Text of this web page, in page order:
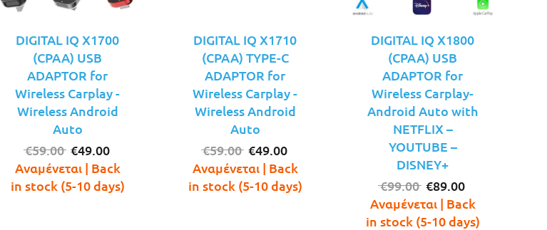
DIGITAL IQ X1700
(CPAA) USB
ADAPTOR for
Wireless Carplay -
Wireless Android
Auto
€59.00 Original
price
was:
€49.00
τρέχουσα
τιμή
Αναμένεται | Back
in stock (5-10 days)
DIGITAL IQ X1710
(CPAA) TYPE-C
ADAPTOR for
Wireless Carplay -
Wireless Android
Auto
€59.00 Original
price
was:
€49.00
τρέχουσα
τιμή
Αναμένεται | Back
in stock (5-10 days)
DIGITAL IQ X1800
(CPAA) USB
ADAPTOR for
Wireless Carplay-
Android Auto with
NETFLIX –
YOUTUBE –
DISNEY+
€99.00 Original
price
was:
€89.00
τρέχουσα
τιμή
Αναμένεται | Back
in stock (5-10 days)